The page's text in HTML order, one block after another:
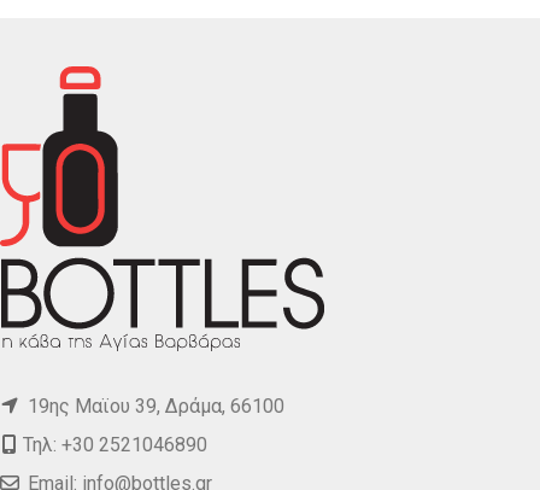
19ης Μαϊου 39, Δράμα, 66100
Τηλ: +30 2521046890
Email: info@bottles.gr